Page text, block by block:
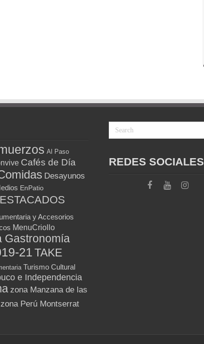
Al Paso
Cafés de Día
Desayunos
EnPatio
y Accesorios
MenuCriollo
Gastronomía
21TAKE
Turismo Cultural
e Independencia
zona Manzana de las
zona Perú Montserrat
REDES SOCIALES